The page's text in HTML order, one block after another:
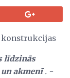
konstrukcijas
līdzinās
un akmenī. -